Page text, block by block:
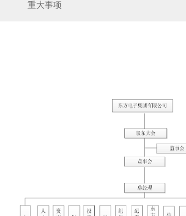
重大事项